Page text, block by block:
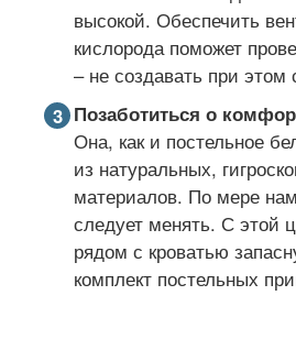
высокой. Обеспечить
кислорода поможет
– не создавать при этом
Позаботиться о
Она, как и постельное
из натуральных,
материалов. По мере
следует менять. С этой
рядом с кроватью
комплект постельных